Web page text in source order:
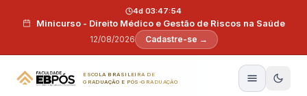
Minicurso - Direito Médico e Gestão de Riscos na Saúde
12/08/2026
4d 03:47:53
Cadastre-se →
ESCOLA BRASILEIRA DE
GRADUAÇÃO E PÓS-GRADUAÇÃO